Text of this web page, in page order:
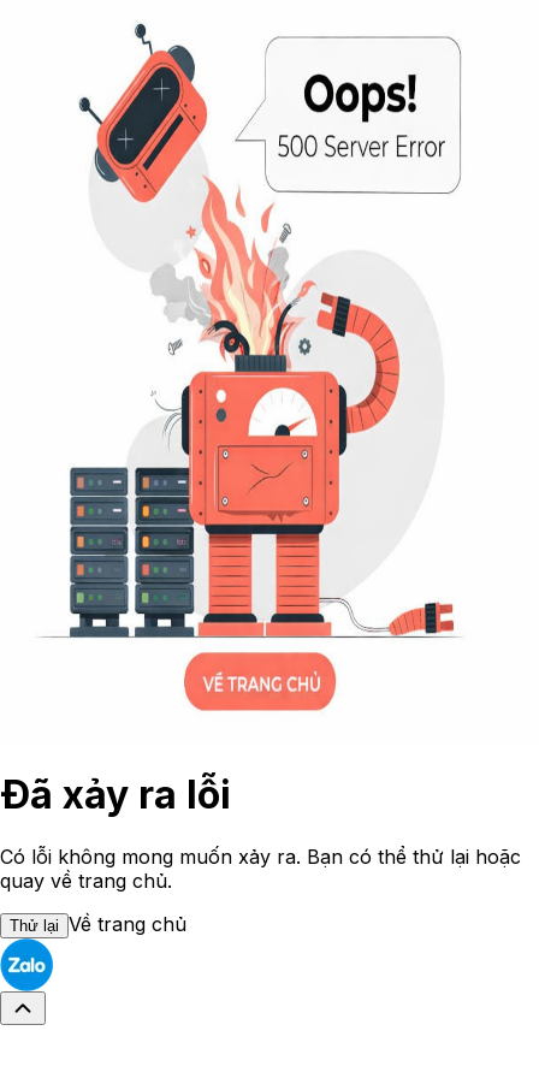
Đã xảy ra lỗi
Có lỗi không mong muốn xảy ra. Bạn có thể thử lại hoặc
quay về trang chủ.
Thử lại Về trang chủ